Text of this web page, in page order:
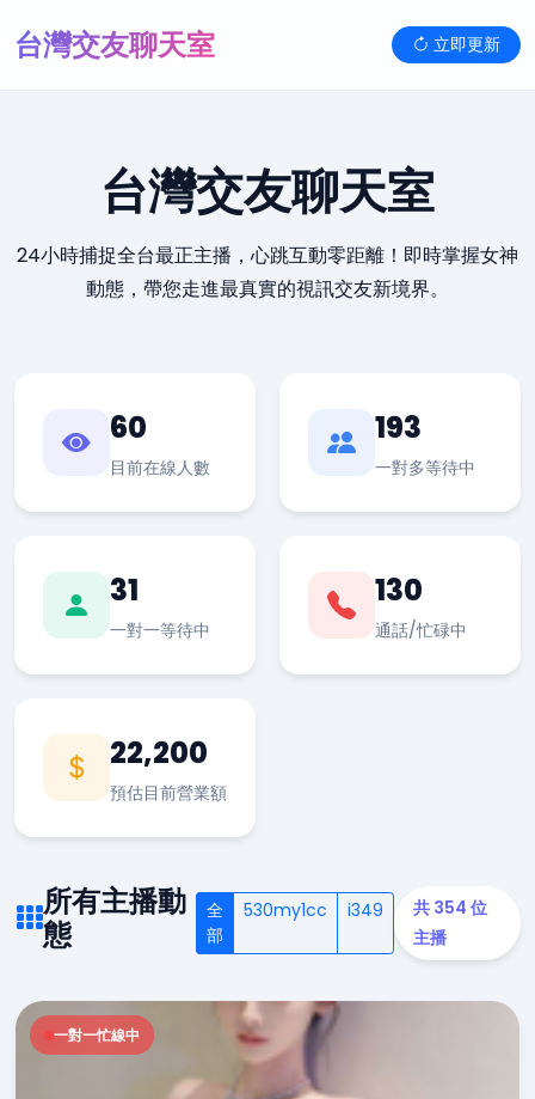
台灣交友聊天室 立即更新
台灣交友聊天室
24小時捕捉全台最正主播，心跳互動零距離！即時掌握女神
動態，帶您走進最真實的視訊交友新境界。
60
目前在線人數
193
一對多等待中
31
一對一等待中
130
通話/忙碌中
22,200
預估目前營業額
所有主播動
態
全
部
530my1cc i349
共 354 位
主播
一對一忙線中